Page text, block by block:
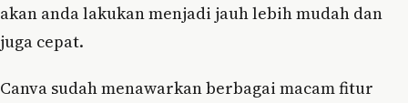
akan anda lakukan menjadi jauh lebih mudah dan
juga cepat.
Canva sudah menawarkan berbagai macam fitur